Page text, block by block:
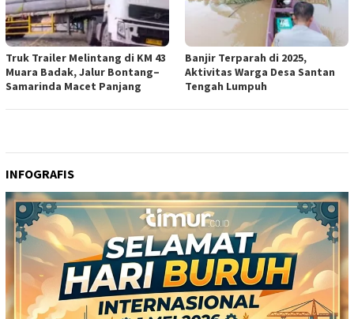
Truk Trailer Melintang di KM 43
Muara Badak, Jalur Bontang–
Samarinda Macet Panjang
Banjir Terparah di 2025,
Aktivitas Warga Desa Santan
Tengah Lumpuh
INFOGRAFIS